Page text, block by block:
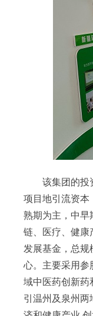
该集团的投资
项目地引流资本
熟期为主，中早
链、医疗、健康
发展基金，总规
心。主要采用参
域中医药创新药
引温州及泉州两